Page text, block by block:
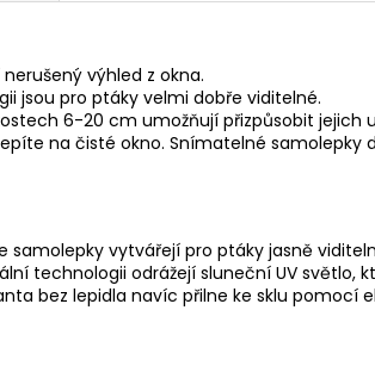
výhled z okna.
jsou pro ptáky velmi dobře viditelné.
6-20 cm umožňují přizpůsobit jejich
na čisté okno. Snímatelné samolepky
samolepky vytvářejí pro ptáky jasně
technologii odrážejí sluneční UV
bez lepidla navíc přilne ke sklu